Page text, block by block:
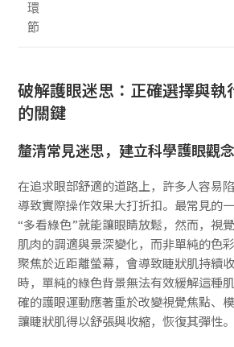
環
節
破解護眼迷思：正確選擇與執
的關鍵
釐清常見迷思，建立科學護眼觀念
在追求眼部舒適的道路上，許多人容易
導致實際操作效果大打折扣。最常見的
“多看綠色”就能讓眼睛放鬆，然而，視
肌肉的調適與景深變化，而非單純的色
聚焦於近距離螢幕，會導致睫狀肌持續
時，單純的綠色背景無法有效緩解這種
確的護眼運動應著重於改變視覺焦點、
讓睫狀肌得以舒張與收縮，恢復其彈性。